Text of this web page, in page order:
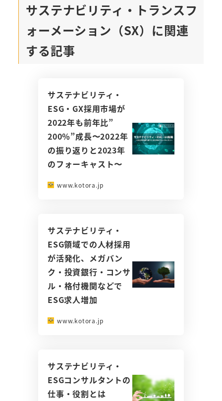
サステナビリティ・トランスフ
ォーメーション（SX）に関連
する記事
サステナビリティ・
ESG・GX採用市場が
2022年も前年比”
200％”成長〜2022年
の振り返りと2023年
のフォーキャスト〜
www.kotora.jp
サステナビリティ・
ESG領域での人材採用
が活発化、メガバン
ク・投資銀行・コンサ
ル・格付機関などで
ESG求人増加
www.kotora.jp
サステナビリティ・
ESGコンサルタントの
仕事・役割とは